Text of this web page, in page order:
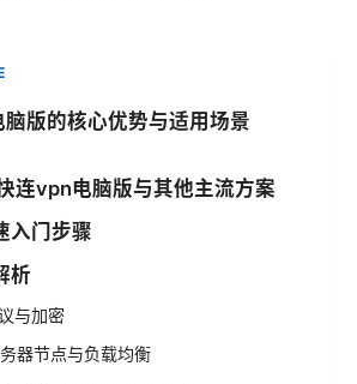
版的核心优势与适用场景
连vpn电脑版与其他主流方案
入门步骤
析
与加密
器节点与负载均衡